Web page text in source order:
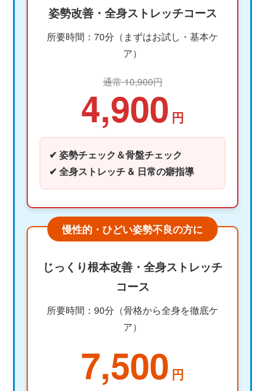
姿勢改善・全身ストレッチコース
所要時間：70分（まずはお試し・基本ケ
ア）
通常 10,900円
4,900 円
✔ 姿勢チェック＆骨盤チェック
✔ 全身ストレッチ & 日常の癖指導
慢性的・ひどい姿勢不良の方に
じっくり根本改善・全身ストレッチ
コース
所要時間：90分（骨格から全身を徹底ケ
ア）
7,500 円